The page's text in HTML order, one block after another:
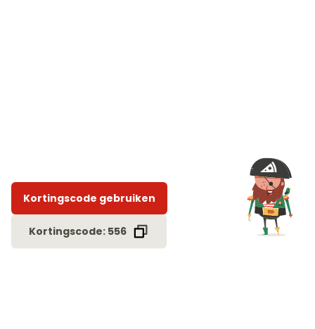
Kortingscode gebruiken
Kortingscode: 556